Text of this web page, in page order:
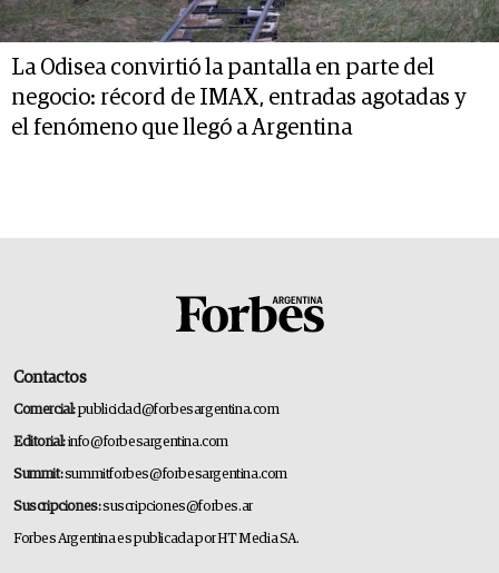
La Odisea convirtió la pantalla en parte del
negocio: récord de IMAX, entradas agotadas y
el fenómeno que llegó a Argentina
Contactos
Comercial:publicidad@forbesargentina.com
Editorial:info@forbesargentina.com
Summit:summitforbes@forbesargentina.com
Suscripciones:suscripciones@forbes.ar
Forbes Argentina es publicada por HT Media SA.